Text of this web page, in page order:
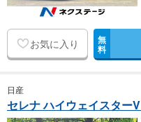
お気に入り 無
料
日産
セレナ ハイウェイスターV